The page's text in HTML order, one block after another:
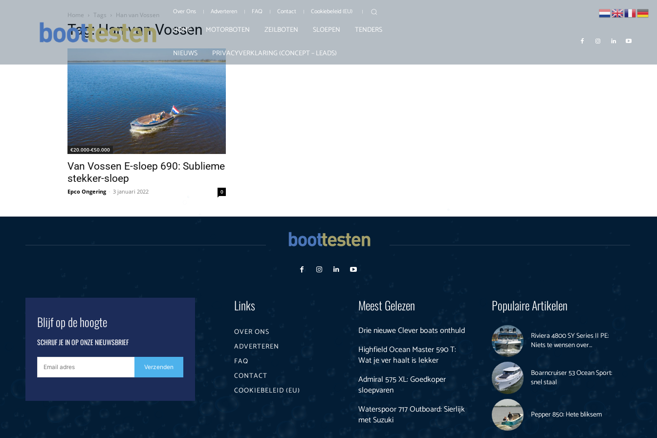
Over Ons Adverteren FAQ Contact Cookiebeleid (EU)
HOME MOTORBOTEN ZEILBOTEN SLOEPEN TENDERS
NIEUWS PRIVACYVERKLARING (CONCEPT – LEADS)
Home Tags Han van Vossen
Tag: Han van Vossen
€20.000-€50.000
Van Vossen E-sloep 690: Sublieme
stekker-sloep
Epco Ongering - 3 januari 2022 0
Blijf op de hoogte
SCHRIJF JE IN OP ONZE NIEUWSBRIEF
Verzenden
Links
OVER ONS
ADVERTEREN
FAQ
CONTACT
COOKIEBELEID (EU)
Meest Gelezen
Drie nieuwe Clever boats onthuld
Highfield Ocean Master 590 T:
Wat je ver haalt is lekker
Admiral 575 XL: Goedkoper
sloepvaren
Waterspoor 717 Outboard: Sierlijk
met Suzuki
Populaire Artikelen
Riviera 4800 SY Series II PE:
Niets te wensen over…
Boarncruiser 53 Ocean Sport:
snel staal
Pepper 850: Hete bliksem